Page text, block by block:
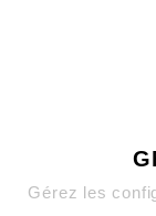
Gérez les